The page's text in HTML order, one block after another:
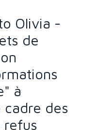
Olivia -
de
à
cadre des
refus